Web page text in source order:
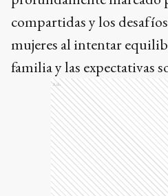
compartidas y los
mujeres al intentar
familia y las expectativas
Ads